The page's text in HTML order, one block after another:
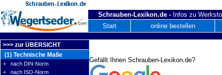
Schrauben-Lexikon.de - Infos zu
Start
online bestellen
>>> zur ÜBERSICHT
(1) Technische Maße
+ nach DIN-Norm
+ nach ISO-Norm
Gefällt Ihnen Schrauben-Lexikon.de?